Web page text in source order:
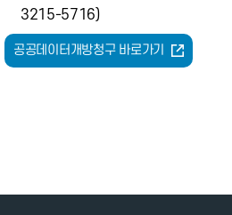
3215-5716)
공공데이터개방청구 바로가기